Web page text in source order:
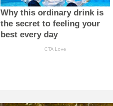
Why this ordinary drink is
the secret to feeling your
best every day
CTA Love